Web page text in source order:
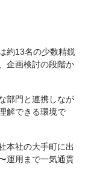
約13名の少数精鋭
企画検討の段階か
部門と連携しなが
解できる環境で
本社の大手町に出
運用まで一気通貫